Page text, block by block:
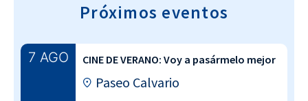
Próximos eventos
7 AGO CINE DE VERANO: Voy a pasármelo mejor
Paseo Calvario